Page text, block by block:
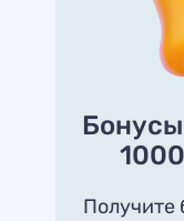
Получите